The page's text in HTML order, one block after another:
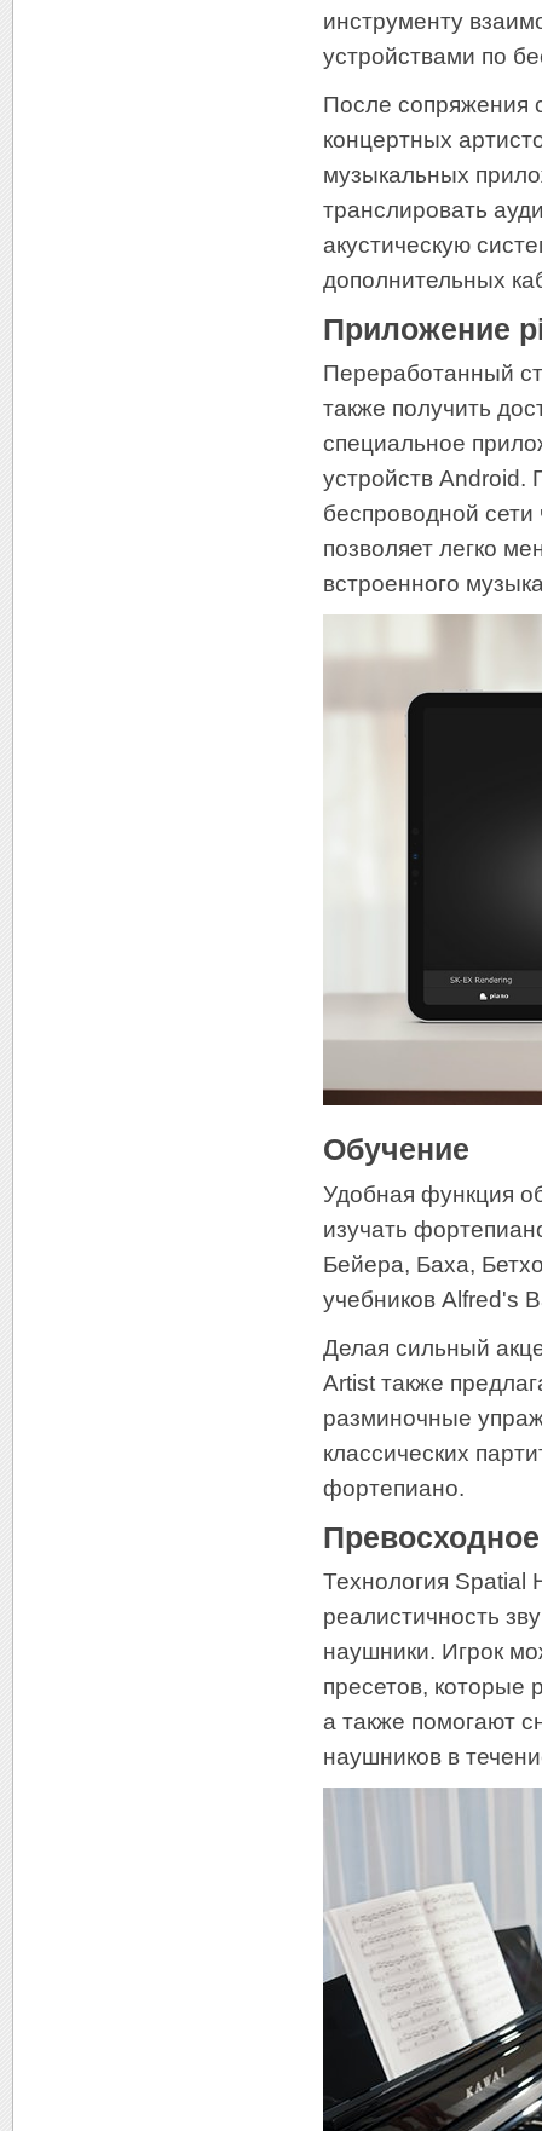
инструменту
устройствами по
После сопряжения
концертных
музыкальных
транслировать
акустическую
дополнительных
Приложение
Переработанный
также получить
специальное
устройств Android.
беспроводной
позволяет легко
встроенного
Обучение
Удобная функция
изучать
Бейера, Баха,
учебников Alfred's
Делая сильный
Artist также
разминочные
классических
фортепиано.
Технология Spatial
реалистичность
наушники. Игрок
пресетов, которые
а также помогают
наушников в